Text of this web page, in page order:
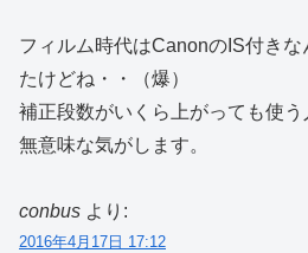
フィルム時代はCanonのIS付き
たけどね・・（爆）
補正段数がいくら上がっても使う
無意味な気がします。
conbus より:
2016年4月17日 17:12